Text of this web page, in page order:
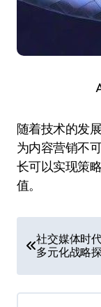
随着技术的发
为内容营销不
长可以实现策
值。
章
导
航
社交媒体时
多元化战略